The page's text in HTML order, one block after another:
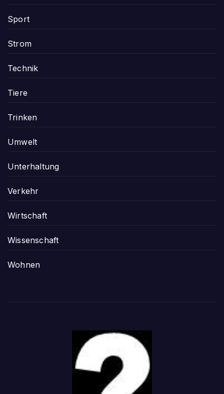
Sport
Strom
Technik
Tiere
Trinken
Umwelt
Unterhaltung
Verkehr
Wirtschaft
Wissenschaft
Wohnen